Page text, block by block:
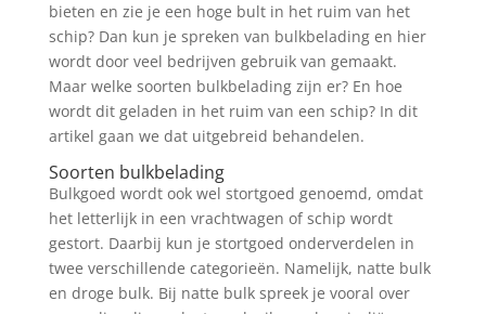
bieten en zie je een hoge bult in het ruim van het
schip? Dan kun je spreken van bulkbelading en hier
wordt door veel bedrijven gebruik van gemaakt.
Maar welke soorten bulkbelading zijn er? En hoe
wordt dit geladen in het ruim van een schip? In dit
artikel gaan we dat uitgebreid behandelen.
Soorten bulkbelading
Bulkgoed wordt ook wel stortgoed genoemd, omdat
het letterlijk in een vrachtwagen of schip wordt
gestort. Daarbij kun je stortgoed onderverdelen in
twee verschillende categorieën. Namelijk, natte bulk
en droge bulk. Bij natte bulk spreek je vooral over